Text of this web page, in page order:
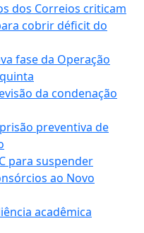
dos Correios criticam
cobrir déficit do
fase da Operação
da condenação
preventiva de
para suspender
ao Novo
acadêmica